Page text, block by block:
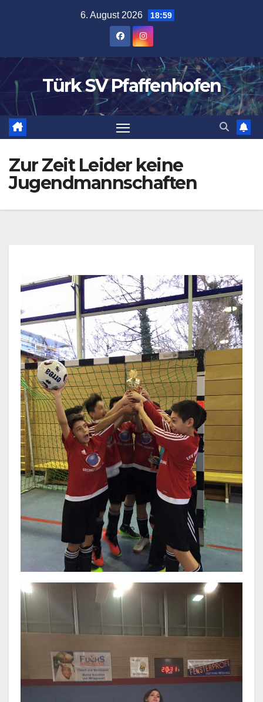
6. August 2026 18:59
Türk SV Pfaffenhofen
Zur Zeit Leider keine
Jugendmannschaften